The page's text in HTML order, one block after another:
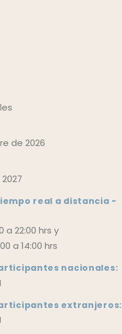
de 2026
real a distancia -
a 22:00 hrs y
a 14:00 hrs
nacionales:
extranjeros: